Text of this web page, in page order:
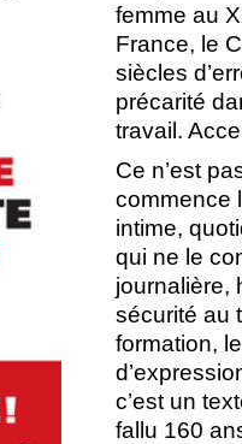
femme au
France, le
siècles
précarité
travail.
Ce n’est
commence
intime,
qui ne le
journalière,
sécurité au
formation,
c’est un
fallu 160